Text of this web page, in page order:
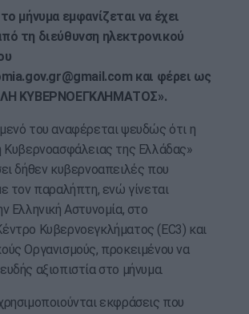
μήνυμα εμφανίζεται να έχει
τη διεύθυνση ηλεκτρονικού
και φέρει ως
ΚΥΒΕΡΝΟΕΓΚΛΗΜΑΤΟΣ».
του αναφέρεται ψευδώς ότι η
Κυβερνοασφάλειας της Ελλάδας»
δήθεν κυβερνοαπειλές που
τον παραλήπτη, ενώ γίνεται
Ελληνική Αστυνομία, στο
Κυβερνοεγκλήματος (EC3) και
Οργανισμούς, προκειμένου να
αξιοπιστία στο μήνυμα.
εκφράσεις που